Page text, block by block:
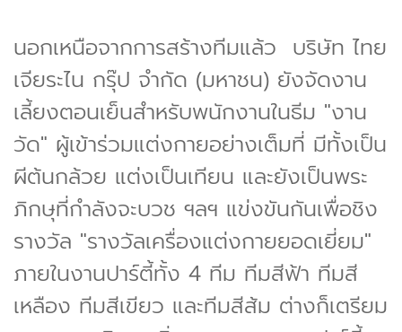
นอกเหนือจากการสร้างทีมแล้ว บริษัท ไทย
เจียระไน กรุ๊ป จำกัด (มหาชน) ยังจัดงาน
เลี้ยงตอนเย็นสำหรับพนักงานในธีม "งาน
วัด" ผู้เข้าร่วมแต่งกายอย่างเต็มที่ มีทั้งเป็น
ผีต้นกล้วย แต่งเป็นเทียน และยังเป็นพระ
ภิกษุที่กำลังจะบวช ฯลฯ แข่งขันกันเพื่อชิง
รางวัล "รางวัลเครื่องแต่งกายยอดเยี่ยม"
ภายในงานปาร์ตี้ทั้ง 4 ทีม ทีมสีฟ้า ทีมสี
เหลือง ทีมสีเขียว และทีมสีส้ม ต่างก็เตรียม